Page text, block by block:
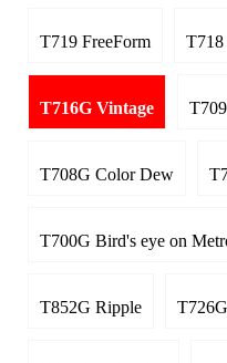
T719 FreeForm T718
T716G Vintage
T708G Color Dew
T700G Bird's eye on
T852G Ripple